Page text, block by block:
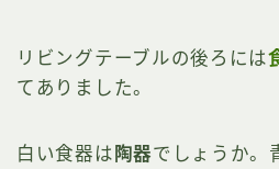
リビングテーブルの後ろには
てありました。
白い食器は 陶器でしょうか。